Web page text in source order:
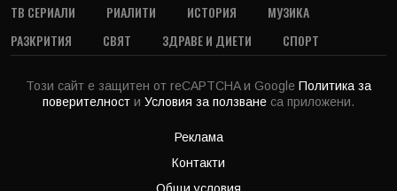
ТВ СЕРИАЛИ
РИАЛИТИ ИСТОРИЯ
МУЗИКА
РАЗКРИТИЯ
СВЯТ ЗДРАВЕ И ДИЕТИ СПОРТ
Този сайт е защитен от reCAPTCHA и Google Политика за
поверителност и Условия за ползване са приложени.
Реклама
Контакти